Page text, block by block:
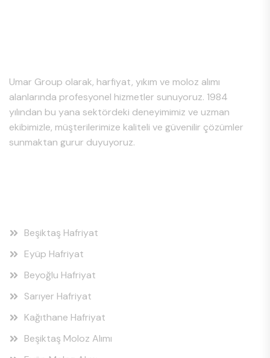
Umar Group olarak, harfiyat, yıkım ve moloz alımı
alanlarında profesyonel hizmetler sunuyoruz. 1984
yılından bu yana sektördeki deneyimimiz ve uzman
ekibimizle, müşterilerimize kaliteli ve güvenilir çözümler
sunmaktan gurur duyuyoruz.
Beşiktaş Hafriyat
Eyüp Hafriyat
Beyoğlu Hafriyat
Sarıyer Hafriyat
Kağıthane Hafriyat
Beşiktaş Moloz Alımı